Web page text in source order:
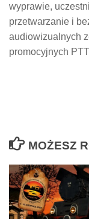
wyprawie,
przetwarzanie i
audiowizualnych
promocyjnych
MOŻESZ